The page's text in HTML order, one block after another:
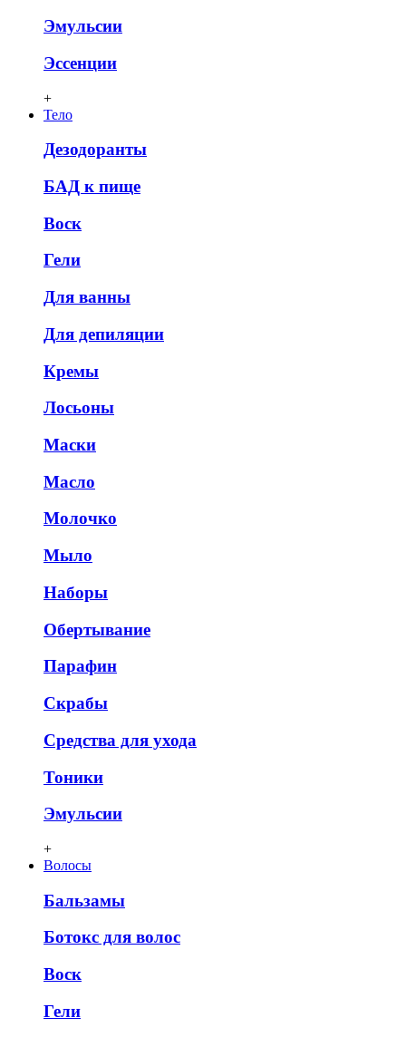
Эмульсии
Эссенции
+
Тело
Дезодоранты
БАД к пище
Воск
Гели
Для ванны
Для депиляции
Кремы
Лосьоны
Маски
Масло
Молочко
Мыло
Наборы
Обертывание
Парафин
Скрабы
Средства для ухода
Тоники
Эмульсии
+
Волосы
Бальзамы
Ботокс для волос
Воск
Гели